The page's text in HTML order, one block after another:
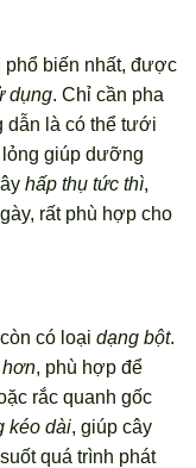
phổ biến nhất, được
dụng. Chỉ cần pha
dẫn là có thể tưới
lỏng giúp dưỡng
hấp thụ tức thì,
rất phù hợp cho
còn có loại dạng bột.
hơn, phù hợp để
rắc quanh gốc
kéo dài, giúp cây
quá trình phát